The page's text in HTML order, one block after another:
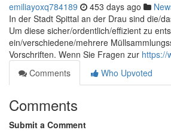
emiliayoxq784189 453 days ago
In der Stadt Spittal an der Drau sind die/
Um diese sicher/ordentlich/effizient zu
ein/verschiedene/mehrere
Vorschriften. Wenn Sie Fragen zur https://
Comments
Who Upvoted
Comments
Submit a Comment